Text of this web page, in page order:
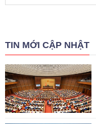
TIN MỚI CẬP NHẬT